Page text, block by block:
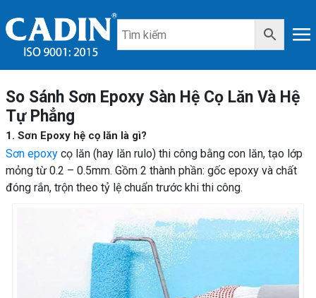
So Sánh Sơn Epoxy Sàn Hệ Cọ Lăn Và Hệ
Tự Phẳng
1. Sơn Epoxy hệ cọ lăn là gì?
Sơn epoxy cọ lăn (hay lăn rulo) thi công bằng con lăn, tạo lớp
mỏng từ 0.2 – 0.5mm. Gồm 2 thành phần: gốc epoxy và chất
đóng rắn, trộn theo tỷ lệ chuẩn trước khi thi công.